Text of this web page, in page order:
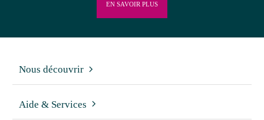
EN SAVOIR PLUS
Nous découvrir
Aide & Services